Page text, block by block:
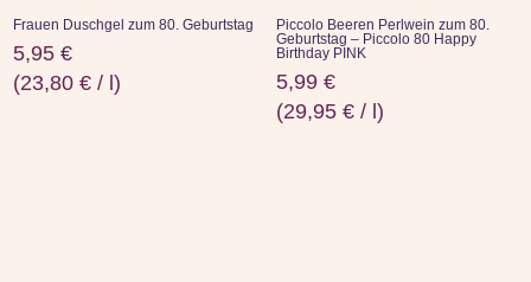
Frauen Duschgel zum 80. Geburtstag
5,95€
(23,80€ / l)
Piccolo Beeren Perlwein zum 80.
Geburtstag – Piccolo 80 Happy
Birthday PINK
5,99 €
(29,95 €/ l)